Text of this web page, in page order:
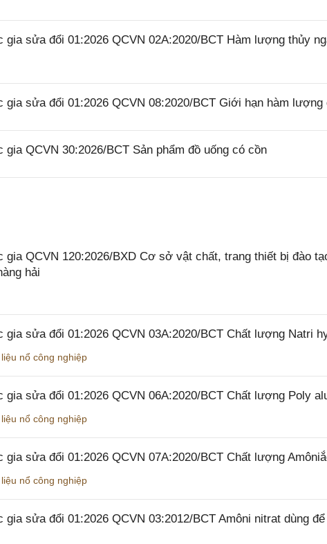
gia sửa đổi 01:2026 QCVN 02A:2020/BCT Hàm lượng thủy
gia sửa đổi 01:2026 QCVN 08:2020/BCT Giới hạn hàm
gia QCVN 30:2026/BCT Sản phẩm đồ uống có cồn
gia QCVN 120:2026/BXD Cơ sở vật chất, trang thiết bị đào
hải
gia sửa đổi 01:2026 QCVN 03A:2020/BCT Chất lượng Natri
nổ công nghiệp
gia sửa đổi 01:2026 QCVN 06A:2020/BCT Chất lượng Poly
nổ công nghiệp
gia sửa đổi 01:2026 QCVN 07A:2020/BCT Chất lượng
nổ công nghiệp
gia sửa đổi 01:2026 QCVN 03:2012/BCT Amôni nitrat dùng